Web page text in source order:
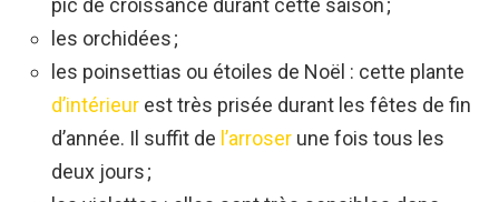
pic de croissance durant cette saison ;
les orchidées ;
les poinsettias ou étoiles de Noël : cette plante
d’intérieur est très prisée durant les fêtes de fin
d’année. Il suffit de l’arroser une fois tous les
deux jours ;